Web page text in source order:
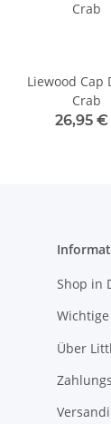
Liewood Cap
Crab
26,95 €
Shop in
Über